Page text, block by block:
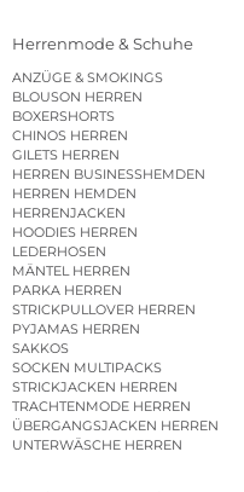
Herrenmode & Schuhe
ANZÜGE & SMOKINGS
BLOUSON HERREN
BOXERSHORTS
CHINOS HERREN
GILETS HERREN
HERREN BUSINESSHEMDEN
HERREN HEMDEN
HERRENJACKEN
HOODIES HERREN
LEDERHOSEN
MÄNTEL HERREN
PARKA HERREN
STRICKPULLOVER HERREN
PYJAMAS HERREN
SAKKOS
SOCKEN MULTIPACKS
STRICKJACKEN HERREN
TRACHTENMODE HERREN
ÜBERGANGSJACKEN HERREN
UNTERWÄSCHE HERREN